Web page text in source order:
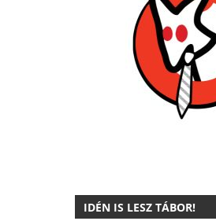
IDÉN IS LESZ TÁBOR!